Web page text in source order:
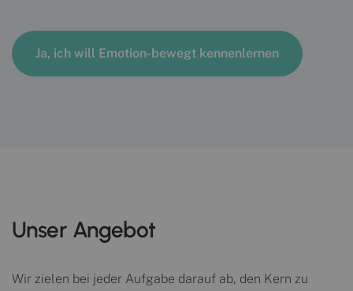
Ja, ich will Emotion-bewegt kennenlernen
Unser Angebot
Wir zielen bei jeder Aufgabe darauf ab, den Kern zu